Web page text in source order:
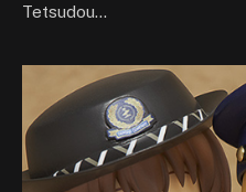
Tetsudou…